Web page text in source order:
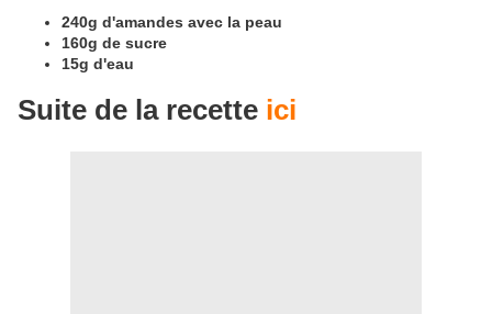
240g d'amandes avec la peau
160g de sucre
15g d'eau
Suite de la recette ici